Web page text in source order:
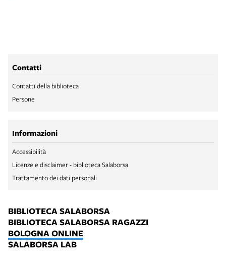
Contatti
Contatti della biblioteca
Persone
Informazioni
Accessibilità
Licenze e disclaimer - biblioteca Salaborsa
Trattamento dei dati personali
BIBLIOTECA SALABORSA
BIBLIOTECA SALABORSA RAGAZZI
BOLOGNA ONLINE
SALABORSA LAB